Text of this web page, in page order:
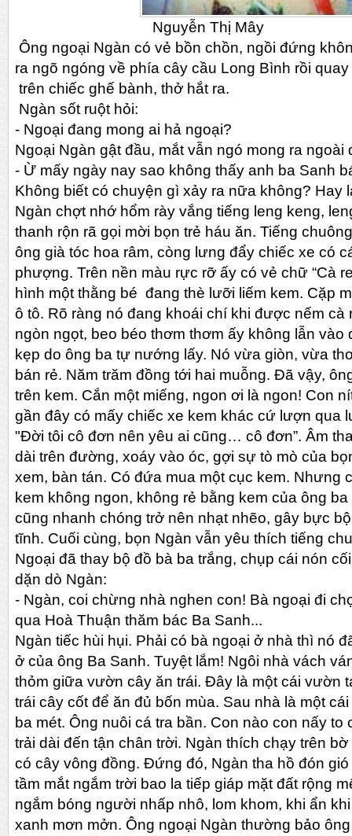
Nguyễn Thị Mây
Ông ngoại Ngàn có vẻ bồn chồn, ngồi đứng
ra ngõ ngóng về phía cây cầu Long Bình rồi
trên chiếc ghế bành, thở hắt ra.
Ngàn sốt ruột hỏi:
- Ngoại đang mong ai hả ngoại?
Ngoại Ngàn gật đầu, mắt vẫn ngó mong ra ngoài
- Ừ mấy ngày nay sao không thấy anh ba Sanh
Không biết có chuyện gì xảy ra nữa không? Hay
Ngàn chợt nhớ hổm rày vắng tiếng leng keng,
thanh rộn rã gọi mời bọn trẻ háu ăn. Tiếng
ông già tóc hoa râm, còng lưng đẩy chiếc xe có
phượng. Trên nền màu rực rỡ ấy có vẻ chữ “Cà
hình một thằng bé đang thè lưỡi liếm kem. Cặp
ô tô. Rõ ràng nó đang khoái chí khi được nếm cà
ngòn ngọt, beo béo thơm thơm ấy không lẫn vào
kẹp do ông ba tự nướng lấy. Nó vừa giòn, vừa
bán rẻ. Năm trăm đồng tới hai muỗng. Đã vậy,
trên kem. Cắn một miếng, ngon ơi là ngon! Con
gần đây có mấy chiếc xe kem khác cứ lượn qua
"Đời tôi cô đơn nên yêu ai cũng… cô đơn”. Âm
dài trên đường, xoáy vào óc, gợi sự tò mò của
xem, bàn tán. Có đứa mua một cục kem. Nhưng
kem không ngon, không rẻ bằng kem của ông
cũng nhanh chóng trở nên nhạt nhẽo, gây bực
tĩnh. Cuối cùng, bọn Ngàn vẫn yêu thích tiếng
Ngoại đã thay bộ đồ bà ba trắng, chụp cái nón
dặn dò Ngàn:
- Ngàn, coi chừng nhà nghen con! Bà ngoại đi
qua Hoà Thuận thăm bác Ba Sanh...
Ngàn tiếc hùi hụi. Phải có bà ngoại ở nhà thì nó
ở của ông Ba Sanh. Tuyệt lắm! Ngôi nhà vách
thỏm giữa vườn cây ăn trái. Đây là một cái vườn
trái cây cốt để ăn đủ bốn mùa. Sau nhà là một
ba mét. Ông nuôi cá tra bần. Con nào con nấy to
trải dài đến tận chân trời. Ngàn thích chạy trên
có cây vông đồng. Đứng đó, Ngàn tha hồ đón
tầm mắt ngắm trời bao la tiếp giáp mặt đất rộng
ngắm bóng người nhấp nhô, lom khom, khi ẩn
xanh mơn mởn. Ông ngoại Ngàn thường bảo